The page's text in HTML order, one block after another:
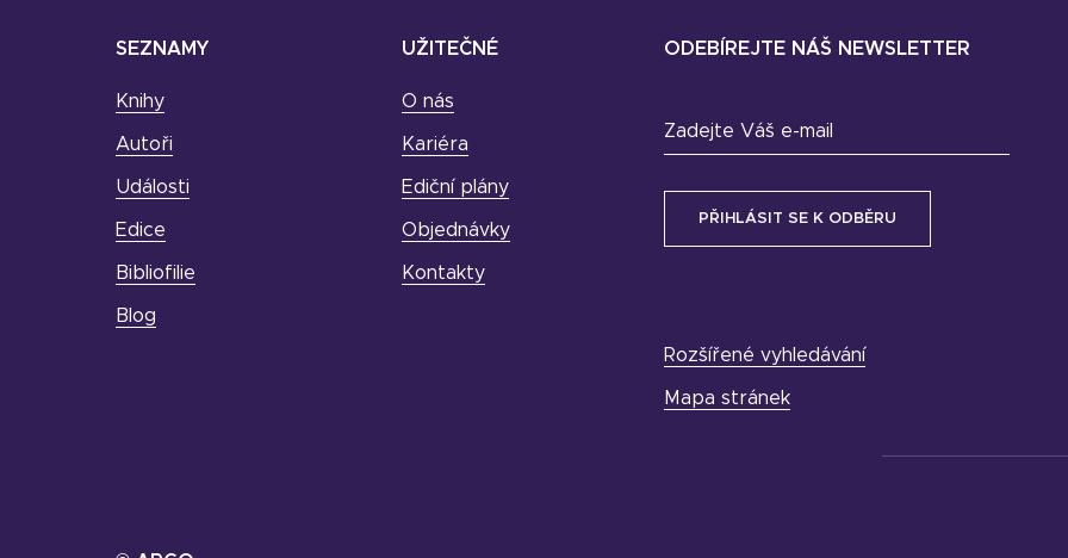
SEZNAMY
Knihy
Autoři
Události
Edice
Bibliofilie
Blog
UŽITEČNÉ
O nás
Kariéra
Ediční plány
Objednávky
Kontakty
ODEBÍREJTE NÁŠ NEWSLETTER
Zadejte Váš e-mail
Rozšířené vyhledávání
Mapa stránek